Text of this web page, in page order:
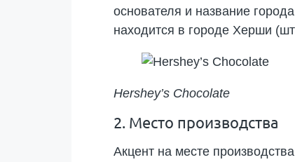
основателя и название
находится в городе Херши
Hershey’s Chocolate
2. Место производства
Акцент на месте